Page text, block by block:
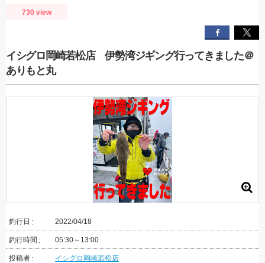
730 view
イシグロ岡崎若松店 伊勢湾ジギング行ってきました＠
ありもと丸
釣行日 2022/04/18
釣行時間 05:30～13:00
投稿者 イシグロ岡崎若松店